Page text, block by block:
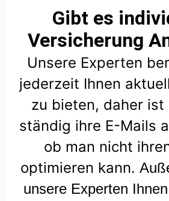
Gibt es
Versicherung
Unsere Experten
jederzeit Ihnen
zu bieten, daher
ständig ihre E-Mails
ob man nicht
optimieren kann.
unsere Experten